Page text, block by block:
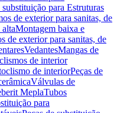
substituição para Estruturas
de exterior para sanitas, de
Montagem baixa e
de exterior para sanitas, de
VedantesMangas de
de interior
de interiorPeças de
Válvulas de
MeplaTubos
para